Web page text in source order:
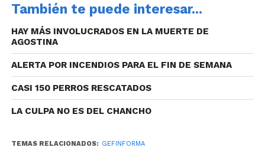
También te puede interesar...
HAY MÁS INVOLUCRADOS EN LA MUERTE DE
AGOSTINA
ALERTA POR INCENDIOS PARA EL FIN DE SEMANA
CASI 150 PERROS RESCATADOS
LA CULPA NO ES DEL CHANCHO
TEMAS RELACIONADOS: GEFINFORMA